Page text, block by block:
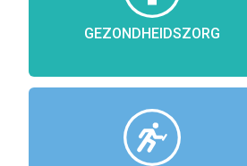
GEZONDHEIDSZORG